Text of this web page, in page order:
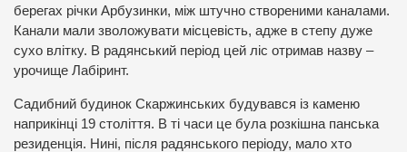
берегах річки Арбузинки, між штучно створеними каналами.
Канали мали зволожувати місцевість, адже в степу дуже
сухо влітку. В радянський період цей ліс отримав назву –
урочище Лабіринт.
Садибний будинок Скаржинських будувався із каменю
наприкінці 19 століття. В ті часи це була розкішна панська
резиденція. Нині, після радянського періоду, мало хто